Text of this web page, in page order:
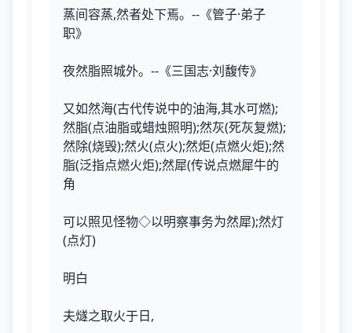
蒸间容蒸,然者处下焉。--《管子·弟子
职》
夜然脂照城外。--《三国志·刘馥传》
又如然海(古代传说中的油海,其水可燃);
然脂(点油脂或蜡烛照明);然灰(死灰复燃);
然除(烧毁);然火(点火);然炬(点燃火炬);然
脂(泛指点燃火炬);然犀(传说点燃犀牛的
角
可以照见怪物◇以明察事务为然犀);然灯
(点灯)
明白
夫燧之取火于日,